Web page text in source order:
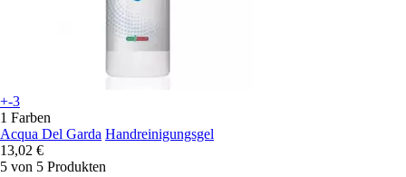
+-3
1 Farben
Acqua Del Garda Handreinigungsgel
13,02 €
5 von 5 Produkten